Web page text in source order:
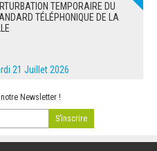
TEMPORAIRE DU
TÉLÉPHONIQUE DE LA
21 Juillet 2026
Newsletter !